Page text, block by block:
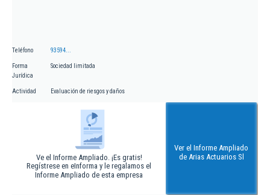
Teléfono 93594...
Forma
Jurídica
Sociedad limitada
Actividad Evaluación de riesgos y daños
Ve el Informe Ampliado. ¡Es gratis!
Regístrese en eInforma y le regalamos el
Informe Ampliado de esta empresa
Ver el Informe Ampliado
de Arias Actuarios Sl